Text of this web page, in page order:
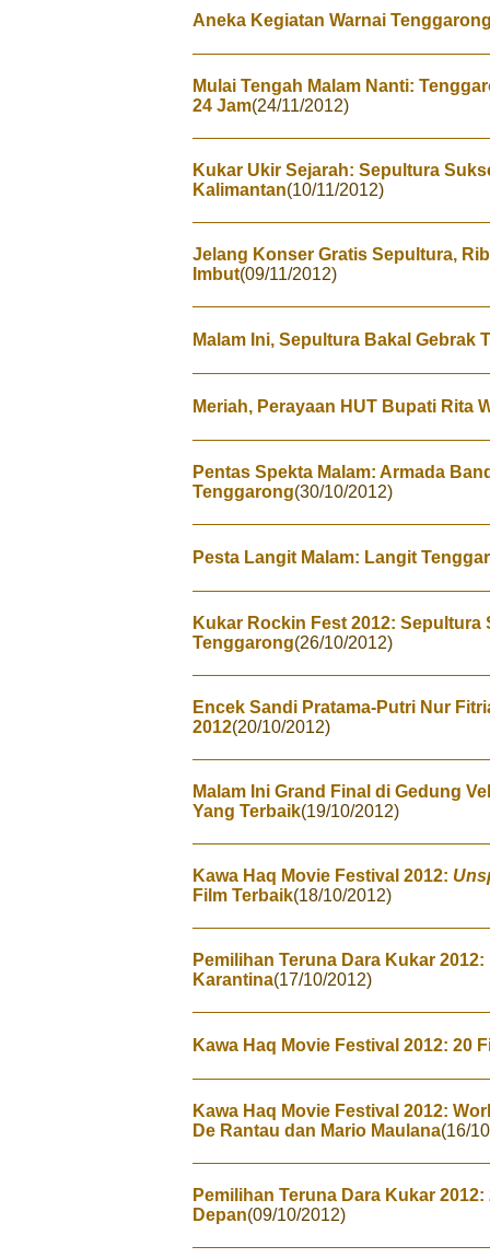
Aneka Kegiatan Warnai
Mulai Tengah Malam Nanti:
24 Jam(24/11/2012)
Kukar Ukir Sejarah: Sepultura
Kalimantan(10/11/2012)
Jelang Konser Gratis Sepultura,
Imbut(09/11/2012)
Malam Ini, Sepultura Bakal Gebrak
Meriah, Perayaan HUT Bupati Rita
Pentas Spekta Malam: Armada
Tenggarong(30/10/2012)
Pesta Langit Malam: Langit
Kukar Rockin Fest 2012: Sepultura
Tenggarong(26/10/2012)
Encek Sandi Pratama-Putri Nur
2012(20/10/2012)
Malam Ini Grand Final di Gedung
Yang Terbaik(19/10/2012)
Kawa Haq Movie Festival 2012:
Film Terbaik(18/10/2012)
Pemilihan Teruna Dara Kukar
Karantina(17/10/2012)
Kawa Haq Movie Festival 2012: 20
Kawa Haq Movie Festival 2012:
De Rantau dan Mario Maulana(16/
Pemilihan Teruna Dara Kukar
Depan(09/10/2012)